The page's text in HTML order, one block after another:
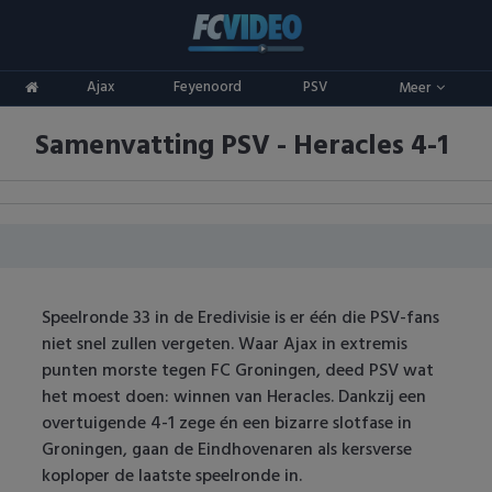
Ajax Feyenoord PSV Meer
ADO Den Haag
Ajax
FC Twente
FC Utrecht
Feyenoord
Competities
Eredivisie
Vrouwenvoetbal
Champions League
Europa League
Oranje
Samenvatting PSV - Heracles 4-1
Speelronde 33 in de Eredivisie is er één die PSV-fans
niet snel zullen vergeten. Waar Ajax in extremis
punten morste tegen FC Groningen, deed PSV wat
het moest doen: winnen van Heracles. Dankzij een
overtuigende 4-1 zege én een bizarre slotfase in
Groningen, gaan de Eindhovenaren als kersverse
koploper de laatste speelronde in.